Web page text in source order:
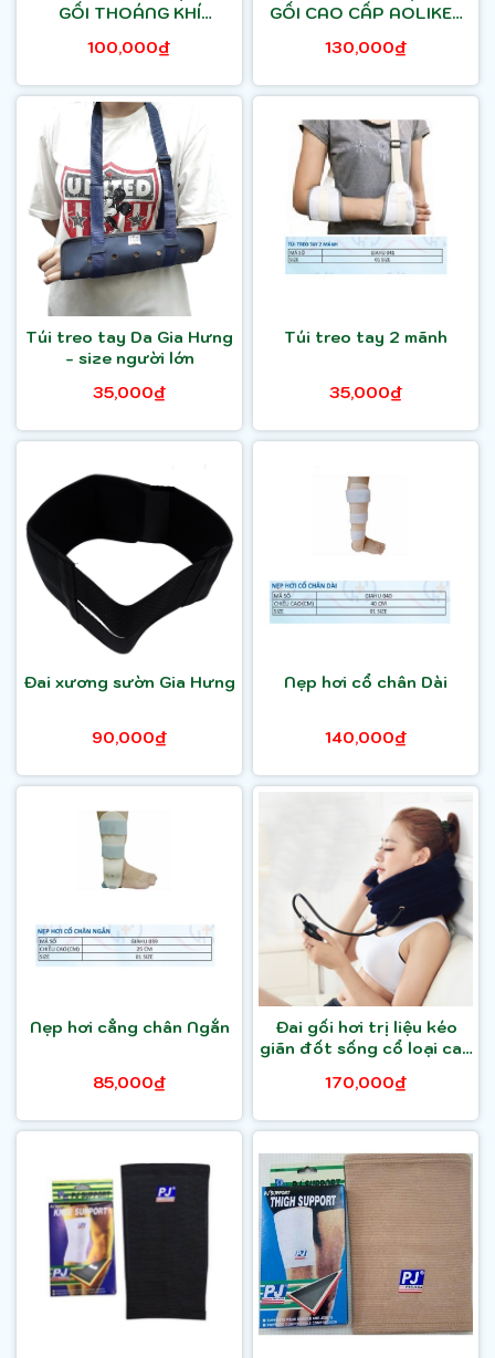
GỐI THOÁNG KHÍ
100,000₫
GỐI CAO CẤP AOLIKES
130,000₫
Túi treo tay Da Gia Hưng
- size người lớn
35,000₫
Túi treo tay 2 mãnh
35,000₫
Đai xương sườn Gia Hưng
90,000₫
Nẹp hơi cổ chân Dài
140,000₫
Nẹp hơi cẳng chân Ngắn
85,000₫
Đai gối hơi trị liệu kéo
giãn đốt sống cổ loại cao
170,000₫